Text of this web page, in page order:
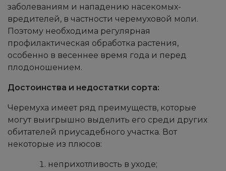
заболеваниям и нападению насекомых-
вредителей, в частности черемуховой моли.
Поэтому необходима регулярная
профилактическая обработка растения,
особенно в весеннее время года и перед
плодоношением.
Достоинства и недостатки сорта:
Черемуха имеет ряд преимуществ, которые
могут выигрышно выделить его среди других
обитателей приусадебного участка. Вот
некоторые из плюсов:
неприхотливость в уходе;